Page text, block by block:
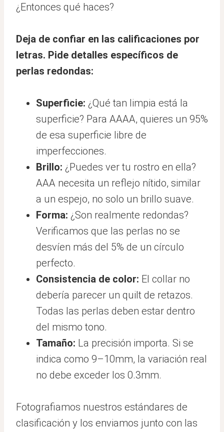
¿Entonces qué haces?
Deja de confiar en las calificaciones por
letras. Pide detalles específicos de
perlas redondas:
Superficie: ¿Qué tan limpia está la
superficie? Para AAAA, quieres un 95%
de esa superficie libre de
imperfecciones.
Brillo: ¿Puedes ver tu rostro en ella?
AAA necesita un reflejo nítido, similar
a un espejo, no solo un brillo suave.
Forma: ¿Son realmente redondas?
Verificamos que las perlas no se
desvíen más del 5% de un círculo
perfecto.
Consistencia de color: El collar no
debería parecer un quilt de retazos.
Todas las perlas deben estar dentro
del mismo tono.
Tamaño: La precisión importa. Si se
indica como 9–10mm, la variación real
no debe exceder los 0.3mm.
Fotografiamos nuestros estándares de
clasificación y los enviamos junto con las